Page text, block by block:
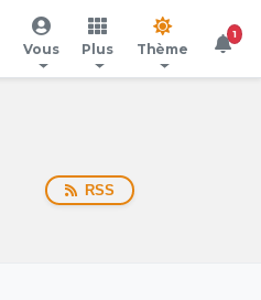
Vous Plus Thème
1
RSS